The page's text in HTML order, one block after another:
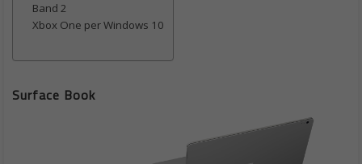
Band 2
Xbox One per Windows 10
Surface Book